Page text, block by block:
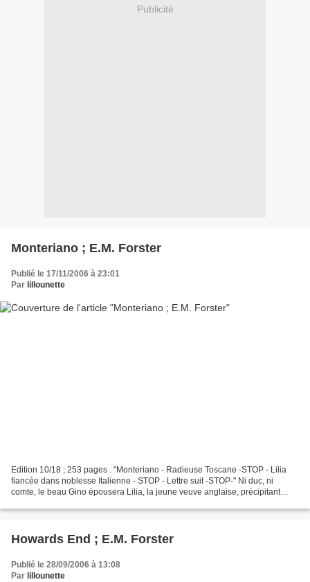
Publicité
Monteriano ; E.M. Forster
Publié le 17/11/2006 à 23:01
Par lillounette
Edition 10/18 ; 253 pages . "Monteriano - Radieuse Toscane -STOP - Lilia
fiancée dans noblesse Italienne - STOP - Lettre suit -STOP-" Ni duc, ni
comte, le beau Gino épousera Lilia, la jeune veuve anglaise, précipitant
Howards End ; E.M. Forster
Publié le 28/09/2006 à 13:08
Par lillounette